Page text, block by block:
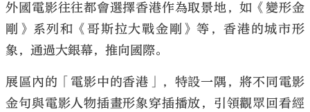
外國電影往往都會選擇香港作為取景地，如《變形金
剛》系列和《哥斯拉大戰金剛》等，香港的城市形
象，通過大銀幕，推向國際。
展區內的「電影中的香港」，特設一隅，將不同電影
金句與電影人物插畫形象穿插播放，引領觀眾回看經